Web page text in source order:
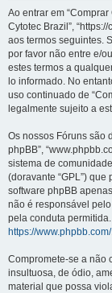
Ao entrar em “Comprar
Cytotec Brazil”,
aos termos seguintes.
por favor não entre e/
estes termos a
lo informado. No
uso continuado de
legalmente sujeito a
Os nossos Fóruns são
phpBB”,
sistema de
(doravante “GPL”)
software phpBB
não é responsável
pela conduta
https://www.phpbb.com/
Compromete-se a não
insultuosa, de ódio,
material que possa